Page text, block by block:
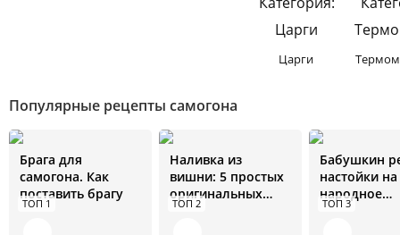
Царги
Популярные рецепты самогона
ТОП 1
Брага для
самогона. Как
поставить брагу
ТОП 2
Наливка из
вишни: 5 простых
оригинальных
рецептов
ТОП 3
Бабушкин
настойки
народное
средство от